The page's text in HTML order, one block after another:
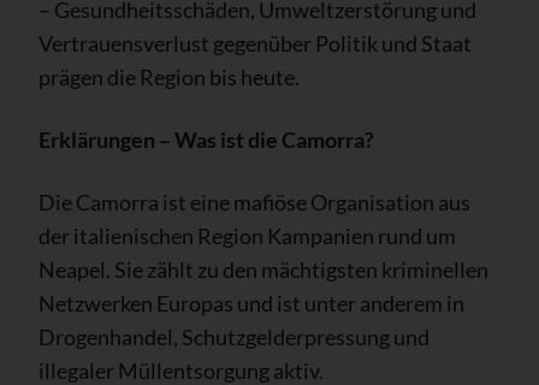
– Gesundheitsschäden, Umweltzerstörung und
Vertrauensverlust gegenüber Politik und Staat
prägen die Region bis heute.
Erklärungen – Was ist die Camorra?
Die Camorra ist eine mafiöse Organisation aus
der italienischen Region Kampanien rund um
Neapel. Sie zählt zu den mächtigsten kriminellen
Netzwerken Europas und ist unter anderem in
Drogenhandel, Schutzgelderpressung und
illegaler Müllentsorgung aktiv.